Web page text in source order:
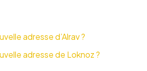
adresse d’Alrav ?
adresse de Loknoz ?